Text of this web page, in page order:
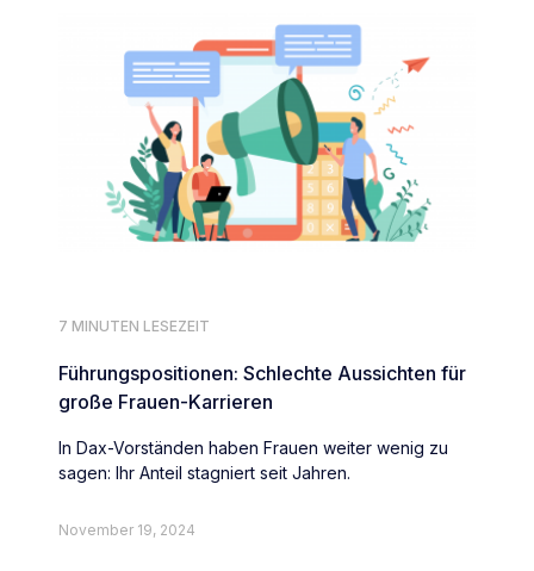
7 MINUTEN LESEZEIT
Führungspositionen: Schlechte Aussichten für
große Frauen-Karrieren
In Dax-Vorständen haben Frauen weiter wenig zu
sagen: Ihr Anteil stagniert seit Jahren.
November 19, 2024